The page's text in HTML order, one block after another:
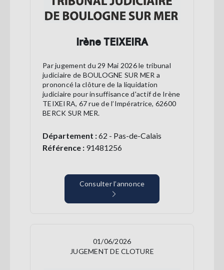
Irène TEIXEIRA
Par jugement du 29 Mai 2026 le tribunal
judiciaire de BOULOGNE SUR MER a
prononcé la clôture de la liquidation
judiciaire pour insuffisance d'actif de Irène
TEIXEIRA, 67 rue de l’Impératrice, 62600
BERCK SUR MER.
Département :62 - Pas-de-Calais
Référence : 91481256
Consulter l’annonce
01/06/2026
JUGEMENT DE CLOTURE